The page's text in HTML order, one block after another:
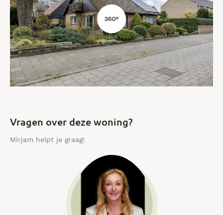
Vragen over deze woning?
Mirjam helpt je graag!